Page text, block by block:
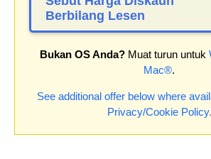
Berbilang Lesen
Bukan OS Anda?Muat turun untuk
Mac®.
See additional offer below where
Privacy/Cookie Policy.